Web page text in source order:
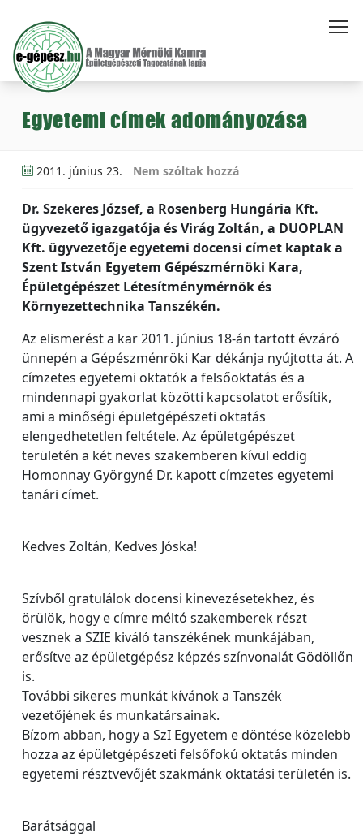
Egyetemi címek adományozása
2011. június 23. Nem szóltak hozzá
Dr. Szekeres József, a Rosenberg Hungária Kft.
ügyvezető igazgatója és Virág Zoltán, a DUOPLAN
Kft. ügyvezetője egyetemi docensi címet kaptak a
Szent István Egyetem Gépészmérnöki Kara,
Épületgépészet Létesítménymérnök és
Környezettechnika Tanszékén.
Az elismerést a kar 2011. június 18-án tartott évzáró
ünnepén a Gépészménröki Kar dékánja nyújtotta át. A
címzetes egyetemi oktatók a felsőoktatás és a
mindennapi gyakorlat közötti kapcsolatot erősítik,
ami a minőségi épületgépészeti oktatás
elengedhetetlen feltétele. Az épületgépészet
területén a két neves szakemberen kívül eddig
Homonnay Györgyné Dr. kapott címzetes egyetemi
tanári címet.
Kedves Zoltán, Kedves Jóska!
Szívből gratulálok docensi kinevezésetekhez, és
örülök, hogy e címre méltó szakemberek részt
vesznek a SZIE kiváló tanszékének munkájában,
erősítve az épületgépész képzés színvonalát Gödöllőn
is.
További sikeres munkát kívánok a Tanszék
vezetőjének és munkatársainak.
Bízom abban, hogy a SzI Egyetem e döntése közelebb
hozza az épületgépészeti felsőfokú oktatás minden
egyetemi résztvevőjét szakmánk oktatási területén is.
Barátsággal